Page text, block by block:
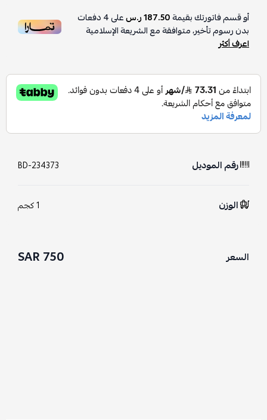
أو قسم فاتورتك بقيمة187.50 ر.س على4دفعات
بدون رسوم تأخير، متوافقة مع الشريعة الإسلامية
اعرف أكثر
رقم الموديل BD-234373
الوزن 1 كجم
السعر 750 SAR